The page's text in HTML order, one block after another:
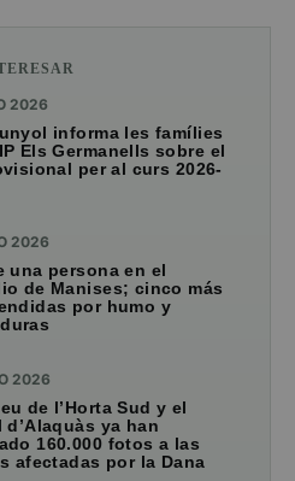
2026
informa les famílies
Els Germanells sobre el
per al curs 2026-
2026
una persona en el
de Manises; cinco más
por humo y
2026
de l’Horta Sud y el
d’Alaquàs ya han
160.000 fotos a las
afectadas por la Dana